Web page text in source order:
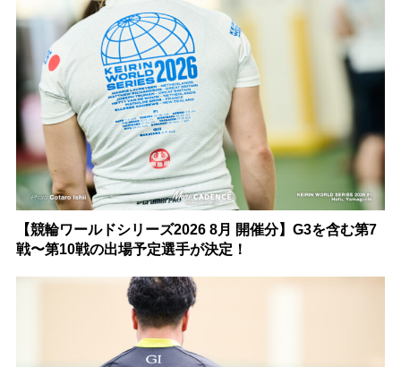
【競輪ワールドシリーズ2026 8月 開催分】G3を含む第7
戦〜第10戦の出場予定選手が決定！